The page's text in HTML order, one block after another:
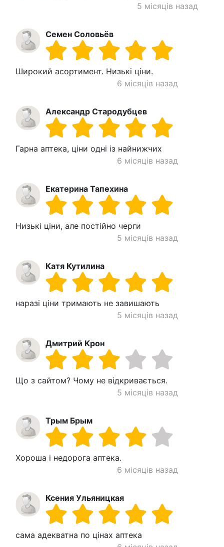
5 місяців назад
Семен Соловьёв
Широкий асортимент. Низькі ціни.
6 місяців назад
Александр Стародубцев
Гарна аптека, ціни одні із найнижчих
6 місяців назад
Екатерина Тапехина
Низькі ціни, але постійно черги
5 місяців назад
Катя Кутилина
наразі ціни тримають не завишають
5 місяців назад
Дмитрий Крон
Що з сайтом? Чому не відкривається.
5 місяців назад
Трым Брым
Хороша і недорога аптека.
6 місяців назад
Ксения Ульяницкая
сама адекватна по цінах аптека